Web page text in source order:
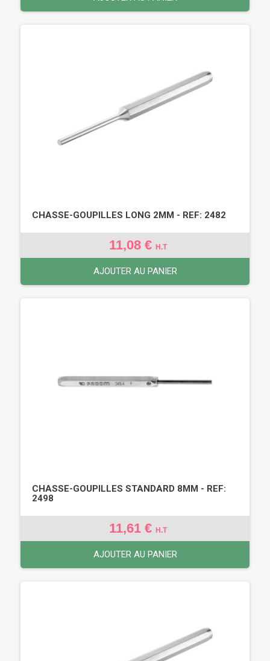
CHASSE-GOUPILLES LONG 2MM - REF: 2482
11,08 € H.T
AJOUTER AU PANIER
CHASSE-GOUPILLES STANDARD 8MM - REF:
2498
11,61 € H.T
AJOUTER AU PANIER